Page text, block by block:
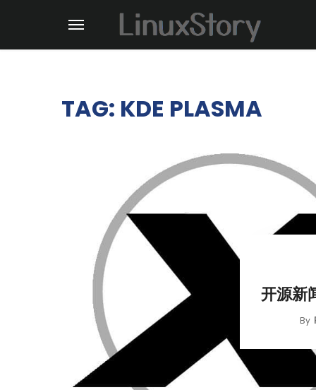
TAG: KDE PLASMA
开源新
By